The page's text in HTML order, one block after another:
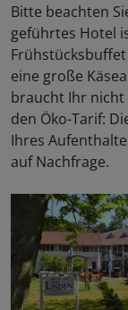
Bitte beachten
geführtes Hotel
eine große
braucht Ihr nicht
den Öko-Tarif:
Ihres
auf Nachfrage.